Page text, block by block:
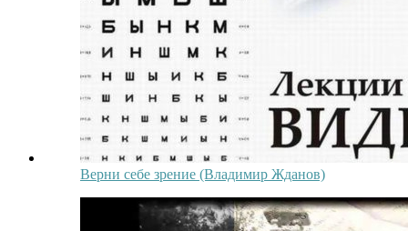
Верни себе зрение (Владимир Жданов)